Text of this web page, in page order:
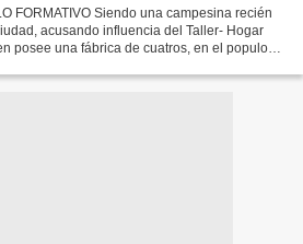
FORMATIVO Siendo una campesina recién
acusando influencia del Taller- Hogar
posee una fábrica de cuatros, en el populoso